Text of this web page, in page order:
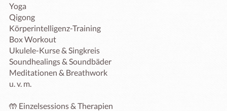
Yoga
Qigong
Körperintelligenz-Training
Box Workout
Ukulele-Kurse & Singkreis
Soundhealings & Soundbäder
Meditationen & Breathwork
u. v. m.
🤲 Einzelsessions & Therapien